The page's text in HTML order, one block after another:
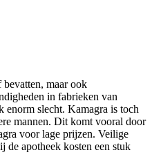
maar ook
in fabrieken van
enorm slecht. Kamagra is toch
mannen. Dit komt vooral door
voor lage prijzen. Veilige
de apotheek kosten een stuk